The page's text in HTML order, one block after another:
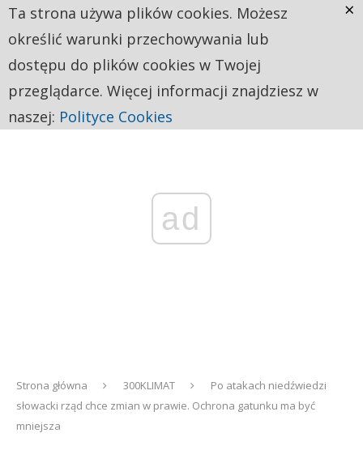
ad
Strona główna 300KLIMAT
Po atakach niedźwiedzi
słowacki rząd chce zmian w prawie. Ochrona gatunku ma być
mniejsza
Ta strona używa plików cookies. Możesz
określić warunki przechowywania lub
dostępu do plików cookies w Twojej
przeglądarce. Więcej informacji znajdziesz w
naszej: Polityce Cookies
×